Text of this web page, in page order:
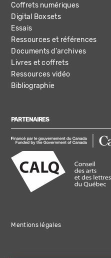
Coffrets numériques
Digital Boxsets
Essais
Ressources et références
Documents d'archives
Livres et coffrets
Ressources vidéo
Bibliographie
PARTENAIRES
Mentions légales